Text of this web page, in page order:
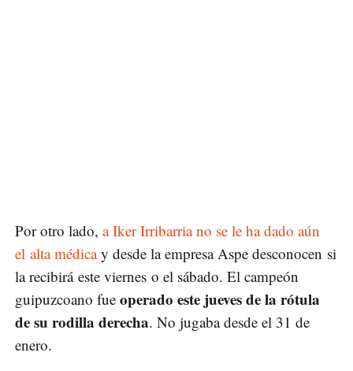
Por otro lado, a Iker Irribarria no se le ha dado aún
el alta médicay desde la empresa Aspe desconocen si
la recibirá este viernes o el sábado. El campeón
guipuzcoano fue operado este jueves de la rótula
de su rodilla derecha. No jugaba desde el 31 de
enero.